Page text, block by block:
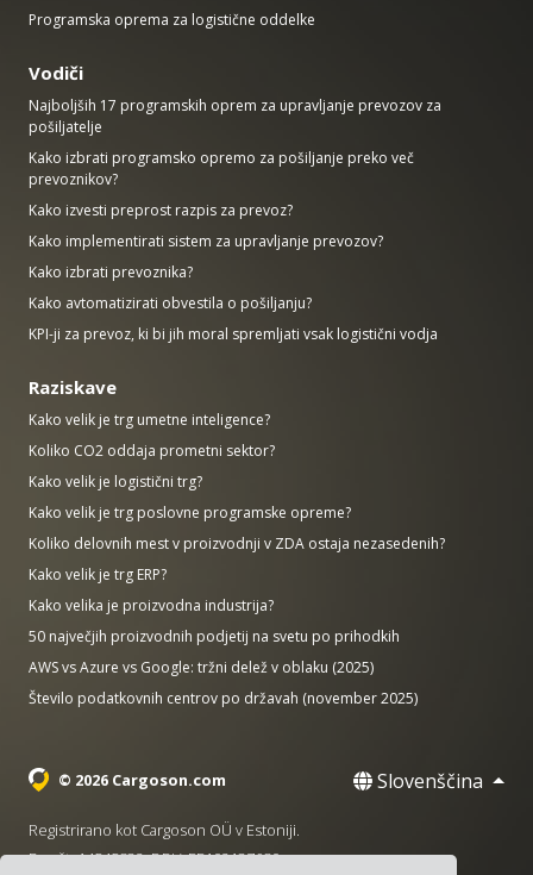
Programska oprema za logistične oddelke
Vodiči
Najboljših 17 programskih oprem za upravljanje prevozov za
pošiljatelje
Kako izbrati programsko opremo za pošiljanje preko več
prevoznikov?
Kako izvesti preprost razpis za prevoz?
Kako implementirati sistem za upravljanje prevozov?
Kako izbrati prevoznika?
Kako avtomatizirati obvestila o pošiljanju?
KPI-ji za prevoz, ki bi jih moral spremljati vsak logistični vodja
Raziskave
Kako velik je trg umetne inteligence?
Koliko CO2 oddaja prometni sektor?
Kako velik je logistični trg?
Kako velik je trg poslovne programske opreme?
Koliko delovnih mest v proizvodnji v ZDA ostaja nezasedenih?
Kako velik je trg ERP?
Kako velika je proizvodna industrija?
50 največjih proizvodnih podjetij na svetu po prihodkih
AWS vs Azure vs Google: tržni delež v oblaku (2025)
Število podatkovnih centrov po državah (november 2025)
© 2026 Cargoson.com Slovenščina
Registrirano kot Cargoson OÜ v Estoniji.
Reg št: 14545832. DDV: EE102137680.